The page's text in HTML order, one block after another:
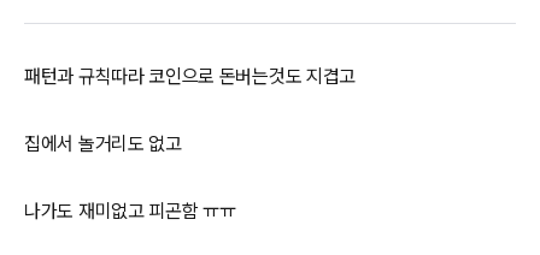
패턴과 규칙따라 코인으로 돈버는것도 지겹고
집에서 놀거리도 없고
나가도 재미없고 피곤함 ㅠㅠ